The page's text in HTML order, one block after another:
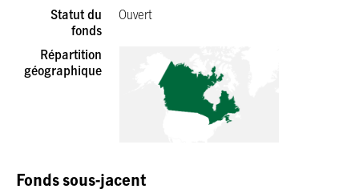
Statut du
fonds
Ouvert
Répartition
géographique
Fonds sous-jacent